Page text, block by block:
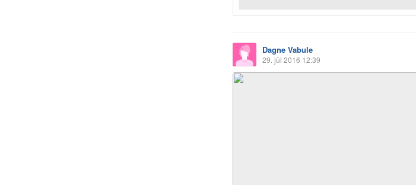
Dagne Vabule
29. jūl 2016 12:39